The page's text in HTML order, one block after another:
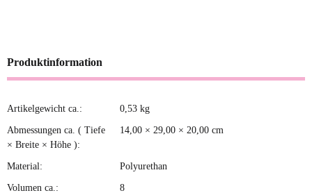
Produktinformation
Produkteigenschaft
Wert
Artikelgewicht ca.: 0,53 kg
Abmessungen ca. ( Tiefe
× Breite × Höhe ):
14,00 × 29,00 × 20,00 cm
Material: Polyurethan
Volumen ca.: 8